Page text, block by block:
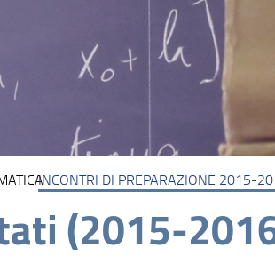
INCONTRI DI PREPARAZIONE 2015-
(2015-